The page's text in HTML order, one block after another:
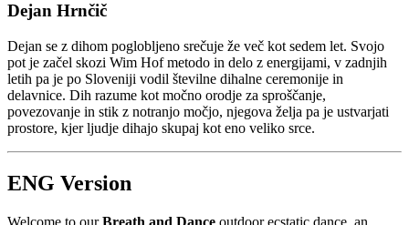
Dejan Hrnčič
Dejan se z dihom poglobljeno srečuje že več kot sedem let. Svojo
pot je začel skozi Wim Hof metodo in delo z energijami, v zadnjih
letih pa je po Sloveniji vodil številne dihalne ceremonije in
delavnice. Dih razume kot močno orodje za sproščanje,
povezovanje in stik z notranjo močjo, njegova želja pa je ustvarjati
prostore, kjer ljudje dihajo skupaj kot eno veliko srce.
ENG Version
Welcome to ourBreath and Dance outdoor ecstatic dance, an